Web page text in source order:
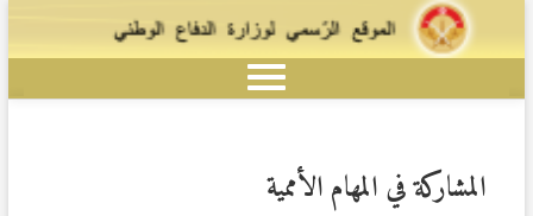
المشاركة في المهام الأممية